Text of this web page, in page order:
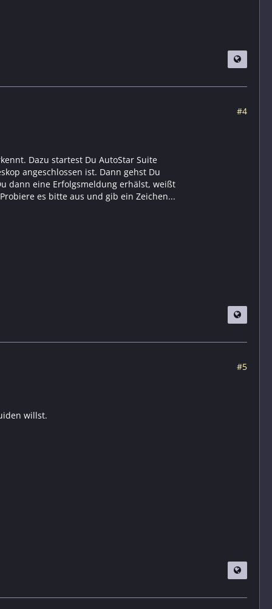
#4
Dazu startest Du AutoStar Suite
angeschlossen ist. Dann gehst Du
dann eine Erfolgsmeldung erhälst, weißt
es bitte aus und gib ein Zeichen...
#5
willst.